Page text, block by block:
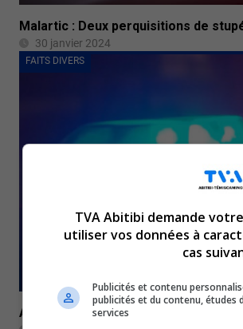
Malartic : Deux perquisitions de
30 janvier 2024
FAITS DIVERS
Amos : Un homme de 45 ans arrêté
TVA Abitibi demande
utiliser vos données à
cas
Publicités et contenu
publicités et du contenu, études
services